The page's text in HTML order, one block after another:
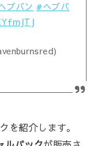
ブバン #ヘブバ
を紹介します。